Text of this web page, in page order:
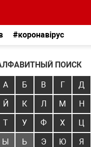
#коронавірус
ПОИСК
А Б В Г Д
Й
К Л М Н
Т
У Ф Х Ц
Ы
Ь Э Ю Я